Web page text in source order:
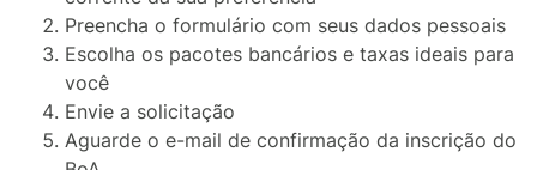
Preencha o formulário com seus dados pessoais
Escolha os pacotes bancários e taxas ideais para
você
Envie a solicitação
Aguarde o e-mail de confirmação da inscrição do